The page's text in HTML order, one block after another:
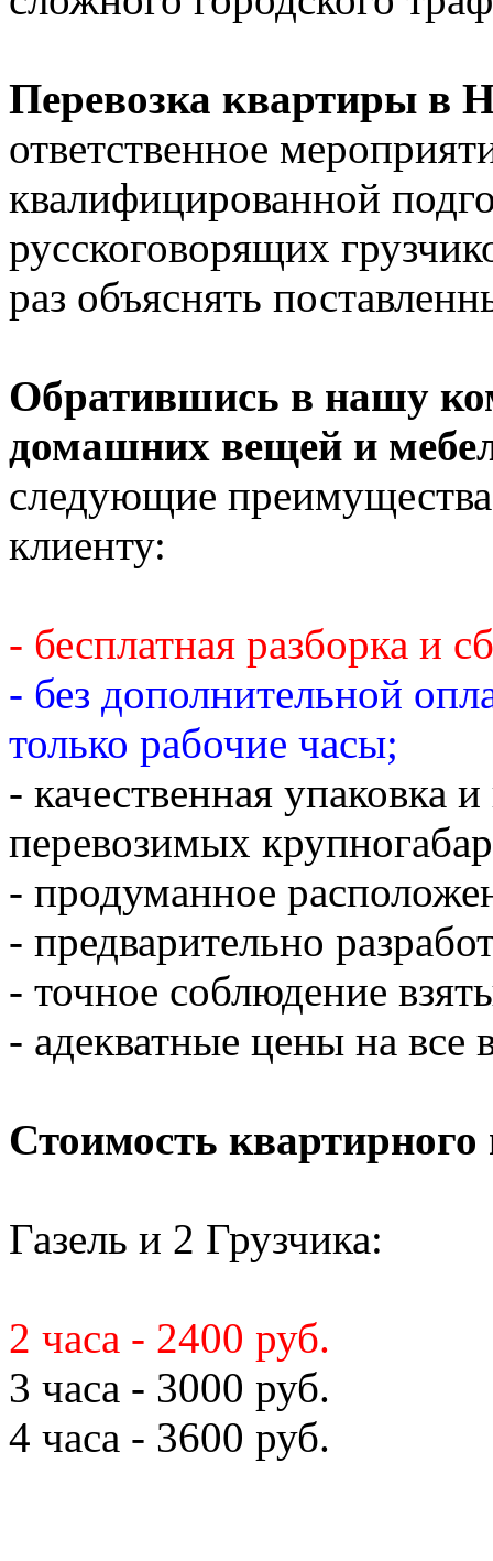
Перевозка квартиры в
ответственное
квалифицированной
русскоговорящих
раз объяснять
Обратившись в нашу
домашних вещей и
следующие
клиенту:
- бесплатная разборка и
- без дополнительной
только рабочие часы;
- качественная упаковка
перевозимых
- продуманное
- предварительно
- точное соблюдение
- адекватные цены на все
Стоимость квартирного
Газель и 2 Грузчика:
2 часа - 2400 руб.
3 часа - 3000 руб.
4 часа - 3600 руб.